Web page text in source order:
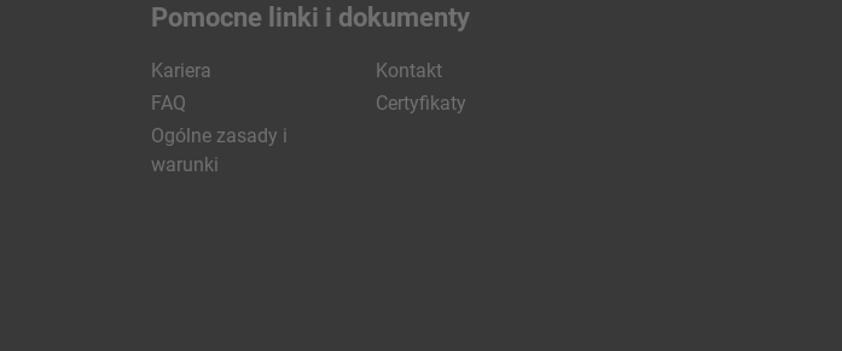
Pomocne linki i dokumenty
Kariera
Kontakt
FAQ
Certyfikaty
Ogólne zasady i
warunki